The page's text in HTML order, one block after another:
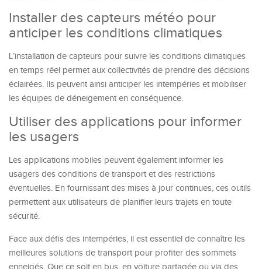
Installer des capteurs météo pour
anticiper les conditions climatiques
L’installation de capteurs pour suivre les conditions climatiques
en temps réel permet aux collectivités de prendre des décisions
éclairées. Ils peuvent ainsi anticiper les intempéries et mobiliser
les équipes de déneigement en conséquence.
Utiliser des applications pour informer
les usagers
Les applications mobiles peuvent également informer les
usagers des conditions de transport et des restrictions
éventuelles. En fournissant des mises à jour continues, ces outils
permettent aux utilisateurs de planifier leurs trajets en toute
sécurité.
Face aux défis des intempéries, il est essentiel de connaître les
meilleures solutions de transport pour profiter des sommets
enneigés. Que ce soit en bus, en voiture partagée ou via des